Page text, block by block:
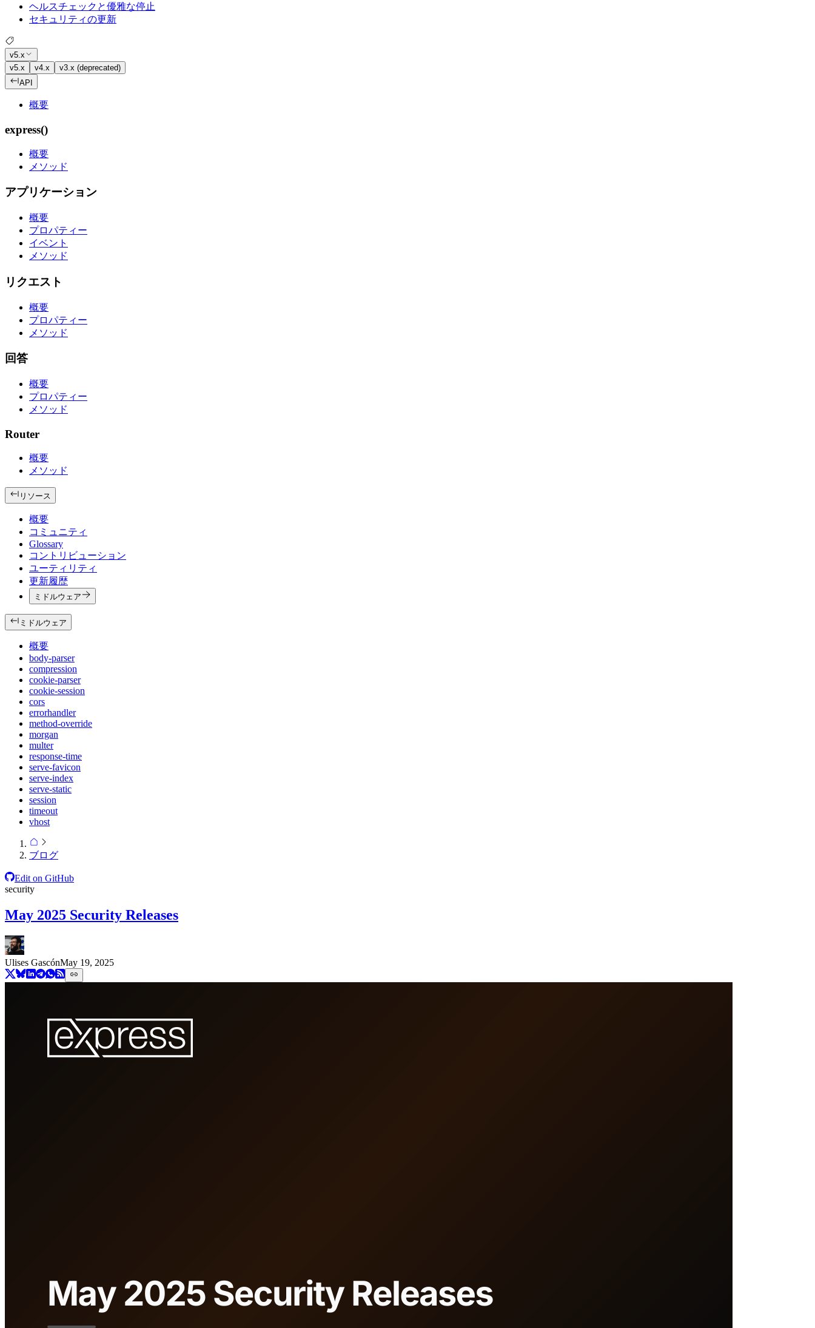
ヘルスチェックと優雅な停止
セキュリティの更新
v5.x
v5.x
v4.x
v3.x (deprecated)
API
概要
express()
概要
メソッド
アプリケーション
概要
プロパティー
イベント
メソッド
リクエスト
概要
プロパティー
メソッド
回答
概要
プロパティー
メソッド
Router
概要
メソッド
リソース
概要
コミュニティ
Glossary
コントリビューション
ユーティリティ
更新履歴
ミドルウェア
ミドルウェア
概要
body-parser
compression
cookie-parser
cookie-session
cors
errorhandler
method-override
morgan
multer
response-time
serve-favicon
serve-index
serve-static
session
timeout
vhost
ブログ
Edit on GitHub
security
May 2025 Security Releases
Ulises GascónMay 19, 2025